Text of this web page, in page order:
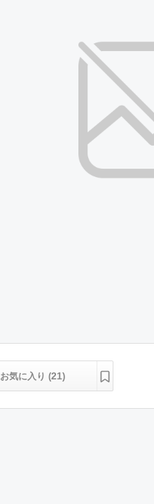
お気に入り (21)